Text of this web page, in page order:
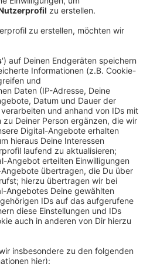
12.12.2019 13:47
Stadt mit dieser großen
Die Mitarbeiter konnten
hatten deshalb auf
und konnten Vorgänge nicht
und andere Dienststellen wie
hatten
nicht aufgesucht werden.
war betroffen, die Info-
nicht erreichbar. Alle
heute nicht bearbeitet
von der Stadt einen
mit dem Riesenrad am